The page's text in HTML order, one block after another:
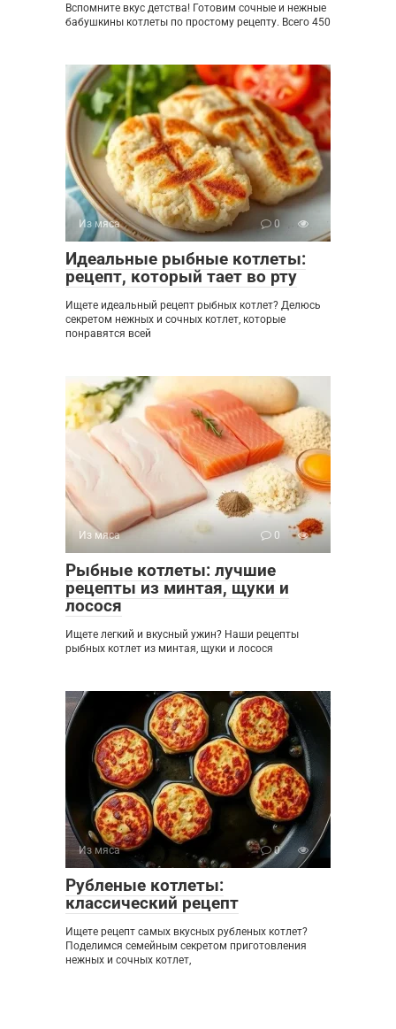
Вспомните вкус детства! Готовим сочные и нежные
бабушкины котлеты по простому рецепту. Всего 450
Из мяса 0
Идеальные рыбные котлеты:
рецепт, который тает во рту
Ищете идеальный рецепт рыбных котлет? Делюсь
секретом нежных и сочных котлет, которые
понравятся всей
Из мяса 0
Рыбные котлеты: лучшие
рецепты из минтая, щуки и
лосося
Ищете легкий и вкусный ужин? Наши рецепты
рыбных котлет из минтая, щуки и лосося
Из мяса 0
Рубленые котлеты:
классический рецепт
Ищете рецепт самых вкусных рубленых котлет?
Поделимся семейным секретом приготовления
нежных и сочных котлет,